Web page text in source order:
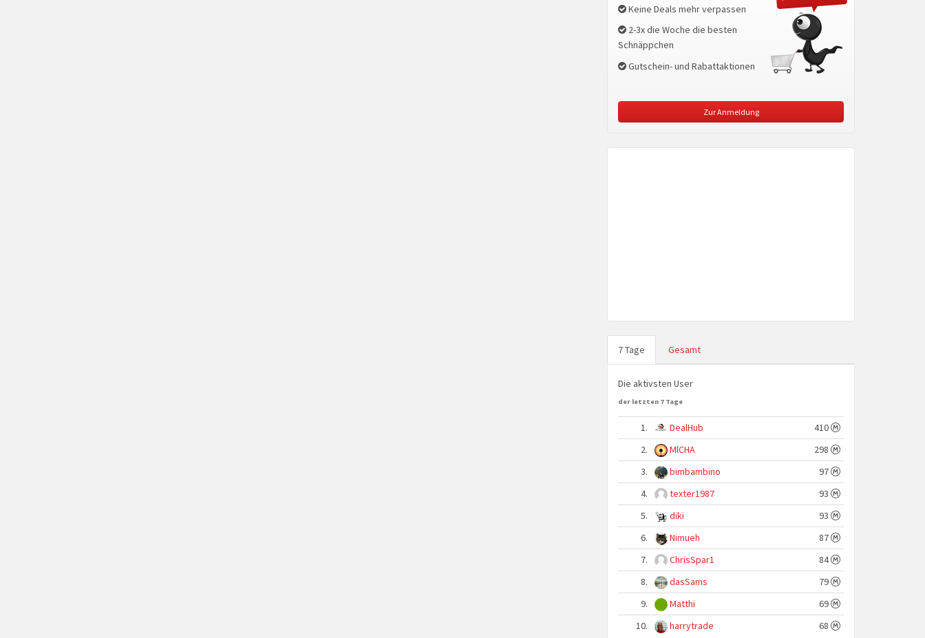
Keine Deals mehr verpassen
2-3x die Woche die besten
Schnäppchen
Gutschein- und Rabattaktionen
Zur Anmeldung
7 Tage Gesamt
Die aktivsten User
der letzten 7 Tage
1. DealHub
410
2.
MlCHA
298
3.
bimbambino
97
4.
texter1987
93
5.
diki
93
6.
Nimueh
87
7.
ChrisSpar1
84
8.
dasSams
79
9.
Matthi
69
10.
harrytrade 68